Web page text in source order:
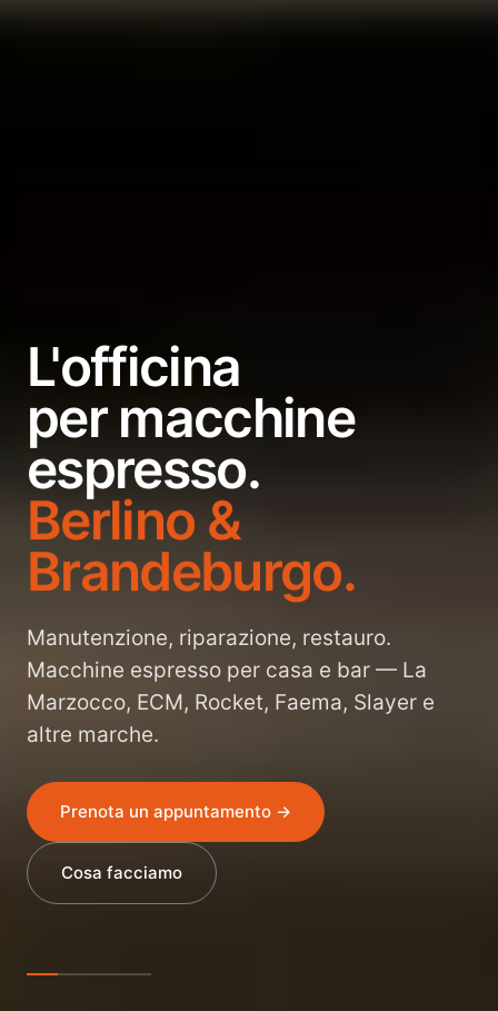
L'officina
per macchine
espresso.
Berlino &
Brandeburgo.
Manutenzione, riparazione, restauro.
Macchine espresso per casa e bar — La
Marzocco, ECM, Rocket, Faema, Slayer e
altre marche.
Prenota un appuntamento →
Cosa facciamo